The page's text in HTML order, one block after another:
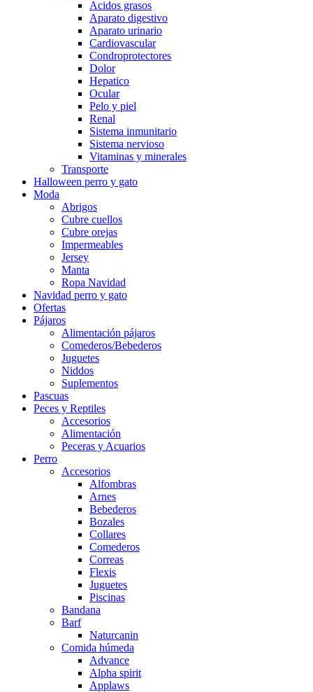
Acidos grasos
Aparato digestivo
Aparato urinario
Cardiovascular
Condroprotectores
Dolor
Hepatico
Ocular
Pelo y piel
Renal
Sistema inmunitario
Sistema nervioso
Vitaminas y minerales
Transporte
Halloween perro y gato
Moda
Abrigos
Cubre cuellos
Cubre orejas
Impermeables
Jersey
Manta
Ropa Navidad
Navidad perro y gato
Ofertas
Pájaros
Alimentación pájaros
Comederos/Bebederos
Juguetes
Niddos
Suplementos
Pascuas
Peces y Reptiles
Accesorios
Alimentación
Peceras y Acuarios
Perro
Accesorios
Alfombras
Arnes
Bebederos
Bozales
Collares
Comederos
Correas
Flexis
Juguetes
Piscinas
Bandana
Barf
Naturcanin
Comida húmeda
Advance
Alpha spirit
Applaws